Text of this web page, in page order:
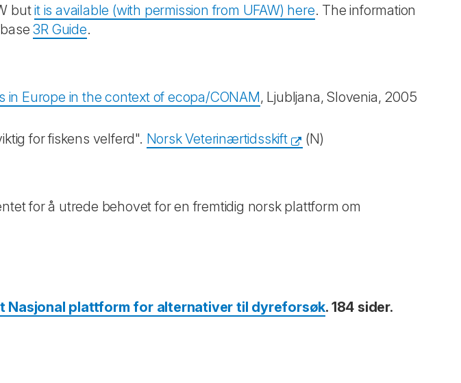
butit is available (with permission from UFAW) here. The information
3R Guide.
Europe in the context of ecopa/CONAM, Ljubljana, Slovenia, 2005
for fiskens velferd". Norsk Veterinærtidsskift
(N)
for å utrede behovet for en fremtidig norsk plattform om
Nasjonal plattform for alternativer til dyreforsøk. 184 sider.